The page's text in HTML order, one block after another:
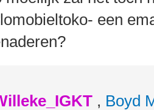
een
, Boyd